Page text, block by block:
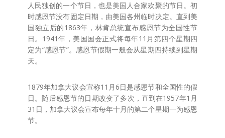
人民独创的一个节日，也是美国人合家欢聚的节日。初
时感恩节没有固定日期，由美国各州临时决定。直到美
国独立后的1863年，林肯总统宣布感恩节为全国性节
日。1941年，美国国会正式将每年11月第四个星期四
定为“感恩节”。感恩节假期一般会从星期四持续到星期
天。
1879年加拿大议会宣称11月6日是感恩节和全国性的假
日。随后感恩节的日期改变了多次，直到在1957年1月
31日，加拿大议会宣布每年十月的第二个星期一为感恩
节。